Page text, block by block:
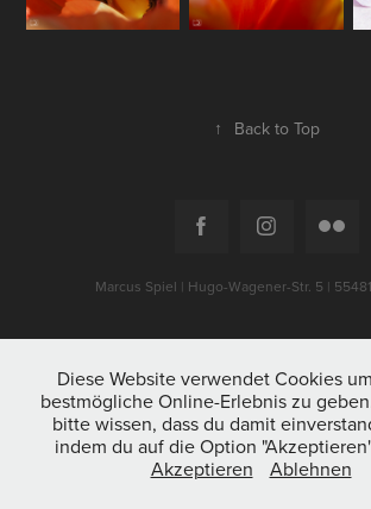
↑ Back to Top
Marcus Spiel | Hugo-Wagener-Str. 5 |
Diese Website verwendet Cookies
bestmögliche Online-Erlebnis zu
bitte wissen, dass du damit
indem du auf die Option
Akzeptieren
Ablehnen